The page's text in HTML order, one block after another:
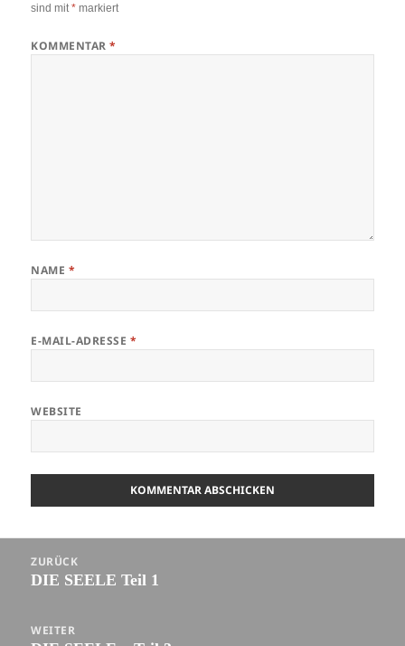
sind mit* markiert
KOMMENTAR*
NAME *
E-MAIL-ADRESSE *
WEBSITE
ZURÜCK
Vorheriger
DIE SEELE Teil 1
WEITER